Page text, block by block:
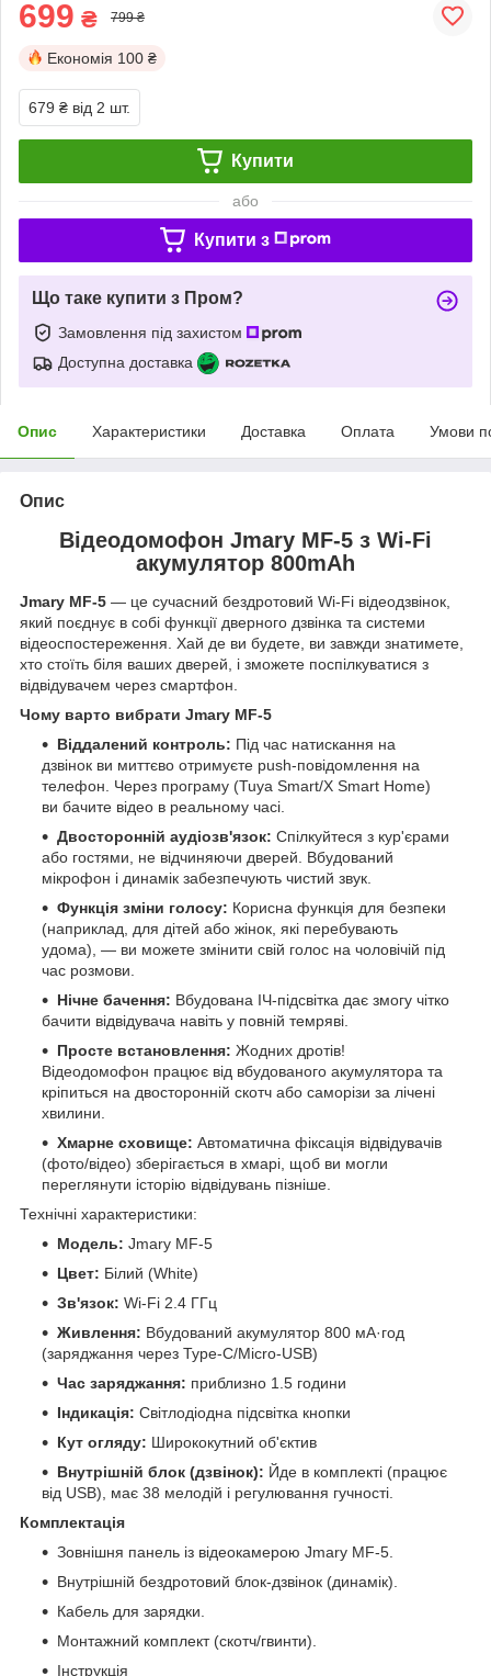
699 ₴ 799 ₴
Економія 100 ₴
679 ₴ від 2 шт.
Купити
або
Купити з
Що таке купити з Пром?
Замовлення під захистом
Доступна доставка
Опис Характеристики Доставка Оплата Умови
Опис
Відеодомофон Jmary MF-5 з Wi-Fi
акумулятор 800mAh
Jmary MF-5 — це сучасний бездротовий Wi-Fi відеодзвінок,
який поєднує в собі функції дверного дзвінка та системи
відеоспостереження. Хай де ви будете, ви завжди знатимете,
хто стоїть біля ваших дверей, і зможете поспілкуватися з
відвідувачем через смартфон.
Чому варто вибрати Jmary MF-5
Віддалений контроль: Під час натискання на
дзвінок ви миттєво отримуєте push-повідомлення на
телефон. Через програму (Tuya Smart/X Smart Home)
ви бачите відео в реальному часі.
Двосторонній аудіозв'язок: Спілкуйтеся з кур'єрами
або гостями, не відчиняючи дверей. Вбудований
мікрофон і динамік забезпечують чистий звук.
Функція зміни голосу: Корисна функція для безпеки
(наприклад, для дітей або жінок, які перебувають
удома), — ви можете змінити свій голос на чоловічій під
час розмови.
Нічне бачення: Вбудована ІЧ-підсвітка дає змогу чітко
бачити відвідувача навіть у повній темряві.
Просте встановлення: Жодних дротів!
Відеодомофон працює від вбудованого акумулятора та
кріпиться на двосторонній скотч або саморізи за лічені
хвилини.
Хмарне сховище: Автоматична фіксація відвідувачів
(фото/відео) зберігається в хмарі, щоб ви могли
переглянути історію відвідувань пізніше.
Технічні характеристики:
Модель: Jmary MF-5
Цвет: Білий (White)
Зв'язок: Wi-Fi 2.4 ГГц
Живлення: Вбудований акумулятор 800 мА·год
(заряджання через Type-C/Micro-USB)
Час заряджання: приблизно 1.5 години
Індикація: Світлодіодна підсвітка кнопки
Кут огляду: Ширококутний об'єктив
Внутрішній блок (дзвінок): Йде в комплекті (працює
від USB), має 38 мелодій і регулювання гучності.
Комплектація
Зовнішня панель із відеокамерою Jmary MF-5.
Внутрішній бездротовий блок-дзвінок (динамік).
Кабель для зарядки.
Монтажний комплект (скотч/гвинти).
Інструкція